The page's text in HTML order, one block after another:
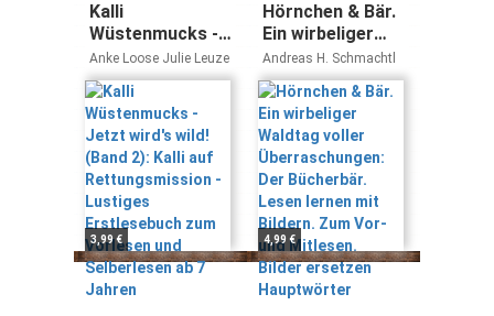
Kalli
Wüstenmucks -
Jetzt wird's wild!
(Band 2): Kalli
auf
Rettungsmission
- Lustiges
Erstlesebuch
zum Vorlesen
und Selberlesen
ab 7 Jahren
Anke Loose Julie Leuze
3,99 €
Hörnchen & Bär.
Ein wirbeliger
Waldtag voller
Überraschungen:
Der Bücherbär.
Lesen lernen mit
Bildern. Zum
Vor- und
Mitlesen. Bilder
ersetzen
Hauptwörter
Andreas H. Schmachtl
4,99 €